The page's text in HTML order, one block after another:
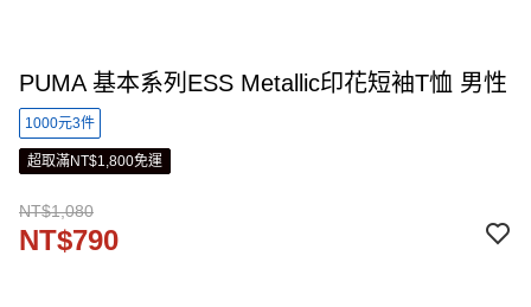
PUMA 基本系列ESS Metallic印花短袖T恤 男性
1000元3件
超取滿NT$1,800免運
NT$1,080
NT$790